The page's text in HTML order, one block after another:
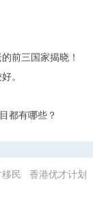
前三国家揭晓！
。
都有哪些？
民 香港优才计划